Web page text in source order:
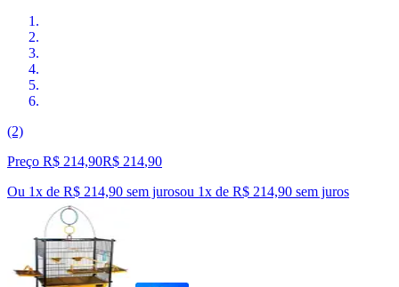
(2)
Preço R$ 214,90R$ 214,90
Ou 1x de R$ 214,90 sem jurosou 1x de R$ 214,90 sem juros